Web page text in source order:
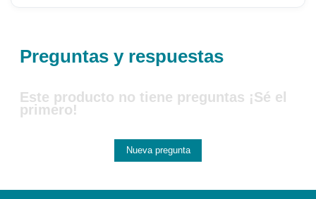
Preguntas y respuestas
Este producto no tiene preguntas ¡Sé el
primero!
Nueva pregunta